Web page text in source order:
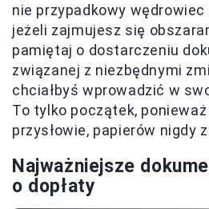
nie przypadkowy wędrowiec
jeżeli zajmujesz się
pamiętaj o dostarczeniu
związanej z niezbędnymi
chciałbyś wprowadzić w
To tylko początek,
przysłowie, papierów nigdy
Najważniejsze
o dopłaty